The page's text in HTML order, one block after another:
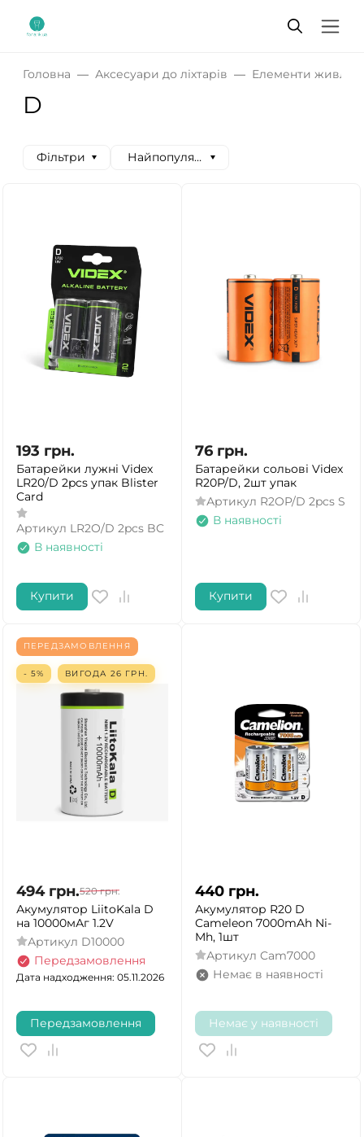
Головна Аксесуари до ліхтарів Елементи
D
Фільтри Найпопулярніші спочатку
193 грн.
Батарейки лужні Videx
LR20/D 2pcs упак Blister
Card
Артикул LR2O/D 2pcs BC
В наявності
Купити
76 грн.
Батарейки сольові Videx
R20P/D, 2шт упак
Артикул R2OP/D 2pcs S
В наявності
Купити
ПЕРЕДЗАМОВЛЕННЯ
- 5% ВИГОДА 26 ГРН.
494 грн.520 грн.
Акумулятор LiitoKala D
на 10000мАг 1.2V
Артикул D10000
Передзамовлення
Дата надходження: 05.11.2026
Передзамовлення
440 грн.
Акумулятор R20 D
Cameleon 7000mAh Ni-
Mh, 1шт
Артикул Cam7000
Немає в наявності
Немає у наявності